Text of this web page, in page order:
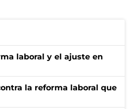
laboral y el ajuste en
la reforma laboral que